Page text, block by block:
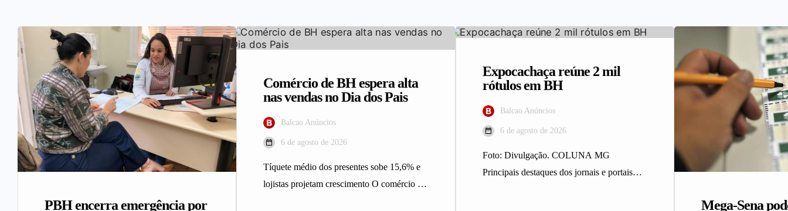
PBH encerra emergência por
Comércio de BH espera alta
nas vendas no Dia dos Pais
Balcao Anúncios
6 de agosto de 2026
Tíquete médio dos presentes sobe 15,6% e
lojistas projetam crescimento O comércio de
Expocachaça reúne 2 mil
rótulos em BH
Balcao Anúncios
6 de agosto de 2026
Foto: Divulgação. COLUNA MG
Principais destaques dos jornais e portais
Mega-Sena